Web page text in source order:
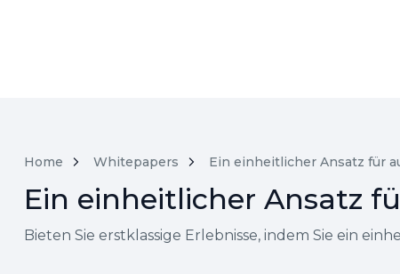
Home Whitepapers Ein einheitlicher Ansatz für
Ein einheitlicher Ansatz
Bieten Sie erstklassige Erlebnisse, indem Sie ein